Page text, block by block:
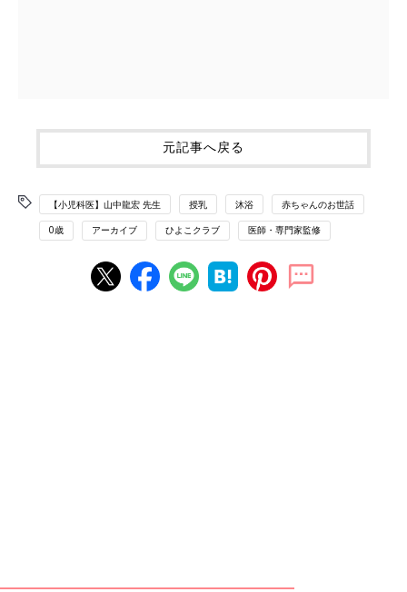
元記事へ戻る
【小児科医】山中龍宏 先生 授乳 沐浴 赤ちゃんのお世話
0歳 アーカイブ ひよこクラブ 医師・専門家監修